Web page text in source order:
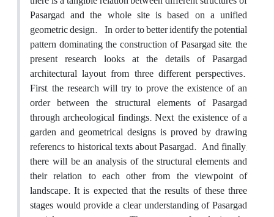
Pasargad and the whole site is based on a unified
geometric design. In order to better identify the potential
pattern dominating the construction of Pasargad site, the
present research looks at the details of Pasargad
architectural layout from three different perspectives.
First, the research will try to prove the existence of an
order between the structural elements of Pasargad
through archeological findings. Next, the existence of a
garden and geometrical designs is proved by drawing
referencs to historical texts about Pasargad. And finally,
there will be an analysis of the structural elements and
their relation to each other from the viewpoint of
landscape. It is expected that the results of these three
stages would provide a clear understanding of Pasargad